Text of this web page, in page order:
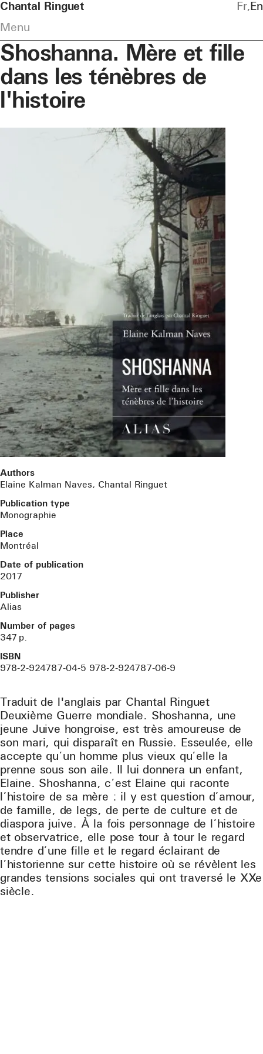
Chantal Ringuet
Menu
Fr En
Shoshanna. Mère et fille
dans les ténèbres de
l'histoire
Authors
Elaine Kalman Naves, Chantal Ringuet
Publication type
Monographie
Place
Montréal
Date of publication
2017
Publisher
Alias
Number of pages
347 p.
ISBN
978-2-924787-04-5 978-2-924787-06-9
Traduit de l'anglais par Chantal Ringuet
Deuxième Guerre mondiale. Shoshanna, une
jeune Juive hongroise, est très amoureuse de
son mari, qui disparaît en Russie. Esseulée, elle
accepte qu’un homme plus vieux qu’elle la
prenne sous son aile. Il lui donnera un enfant,
Elaine. Shoshanna, c’est Elaine qui raconte
l’histoire de sa mère : il y est question d’amour,
de famille, de legs, de perte de culture et de
diaspora juive. À la fois personnage de l’histoire
et observatrice, elle pose tour à tour le regard
tendre d’une fille et le regard éclairant de
l’historienne sur cette histoire où se révèlent les
grandes tensions sociales qui ont traversé le XXe
siècle.